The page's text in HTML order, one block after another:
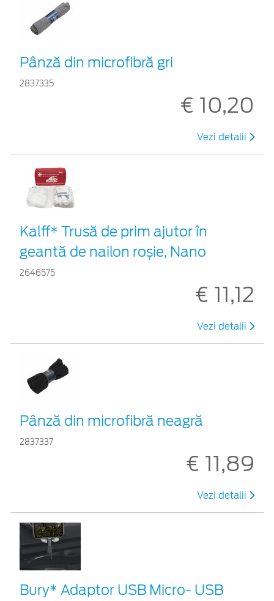
Pânză din microfibră gri
2837335
€ 10,20
Vezi detalii
Kalff* Trusă de prim ajutor în
geantă de nailon roșie, Nano
2646575
€ 11,12
Vezi detalii
Pânză din microfibră neagră
2837337
€ 11,89
Vezi detalii
Bury* Adaptor USB Micro- USB